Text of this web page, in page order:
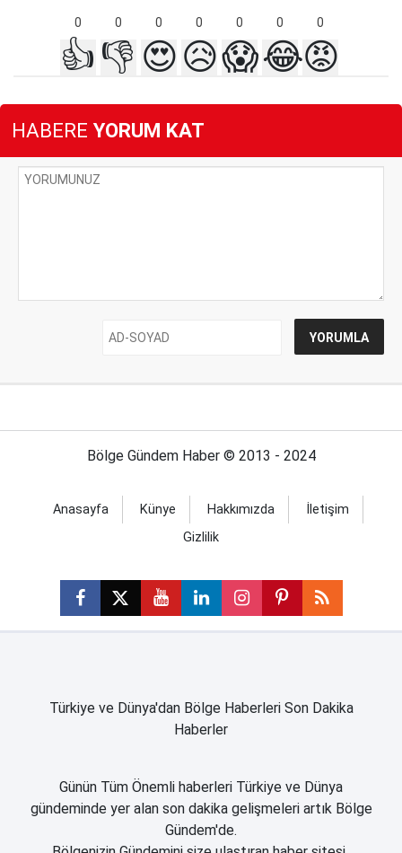
0 0 0 0 0 0 0
👍 👎 😍😥😱😂😡
HABERE YORUM KAT
Bölge Gündem Haber © 2013 - 2024
Anasayfa Künye Hakkımızda
İletişim
Gizlilik
Türkiye ve Dünya'dan Bölge Haberleri Son Dakika
Haberler
Günün Tüm Önemli haberleri Türkiye ve Dünya
gündeminde yer alan son dakika gelişmeleri artık Bölge
Gündem'de.